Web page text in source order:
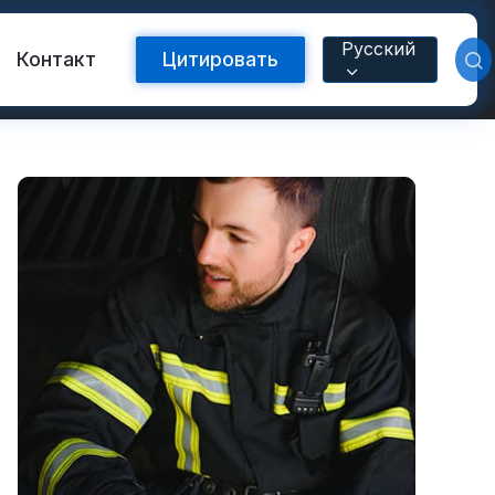
Контакт Цитировать Русский
Светоотражающая лента FR